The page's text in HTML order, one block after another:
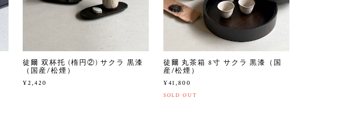
徒爾 双杯托 (楕円②) サクラ 黒漆
（国産/松煙）
¥2,420
徒爾 丸茶箱 8寸 サクラ 黒漆（国
産/松煙）
¥41,800
SOLD OUT